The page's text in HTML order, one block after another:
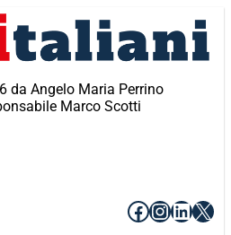
da Angelo Maria Perrino
Marco Scotti
Facebook
X